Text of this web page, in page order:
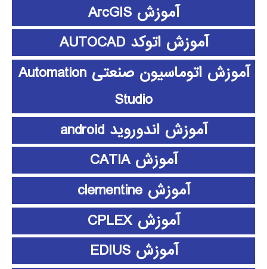
آموزش ArcGIS
آموزش اتوکد AUTOCAD
آموزش اتوماسیون صنعتی Automation
Studio
آموزش اندوروید android
آموزش CATIA
آموزش clementine
آموزش CPLEX
آموزش EDIUS